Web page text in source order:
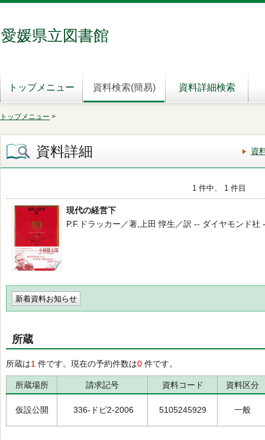
愛媛県立図書館
トップメニュー 資料検索(簡易) 資料詳細検索
トップメニュー >
資料詳細 資
1 件中、 1 件目
現代の経営下
P.F.ドラッカー／著,上田 惇生／訳 -- ダイヤモンド
新着資料お知らせ
所蔵
所蔵は1 件です。現在の予約件数は0 件です。
所蔵場所 請求記号 資料コード 資料区分
仮設公開 336-ドピ2-2006 5105245929 一般